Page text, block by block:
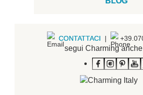
CONTATTACI |
segui Charming